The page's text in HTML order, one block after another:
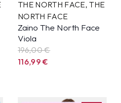
THE NORTH FACE, THE
NORTH FACE
Zaino The North Face
Viola
196,00 €
116,99€